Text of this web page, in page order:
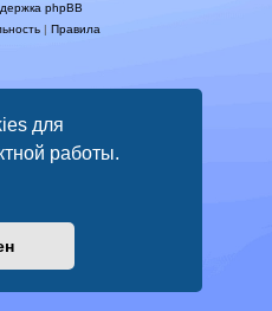
для
работы.
phpBB
| Правила